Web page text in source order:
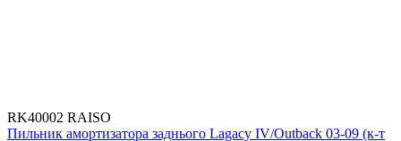
RK40002 RAISO
Пильник амортизатора заднього Lagacy IV/Outback 03-09 (к-т